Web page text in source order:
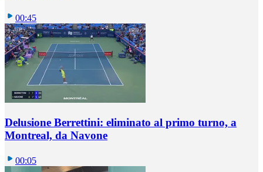
00:45
Delusione Berrettini: eliminato al primo turno, a
Montreal, da Navone
00:05